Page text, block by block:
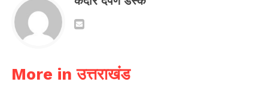
More in उत्तराखंड